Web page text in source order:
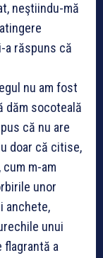
neştiindu-mă
a răspuns că
nu am fost
dăm socoteală
că nu are
doar că citise,
m-am
unor
anchete,
unui
a